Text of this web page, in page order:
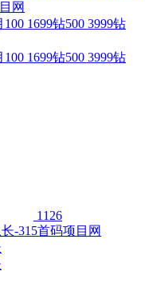
1699钻500 3999钻
1699钻500 3999钻
1126